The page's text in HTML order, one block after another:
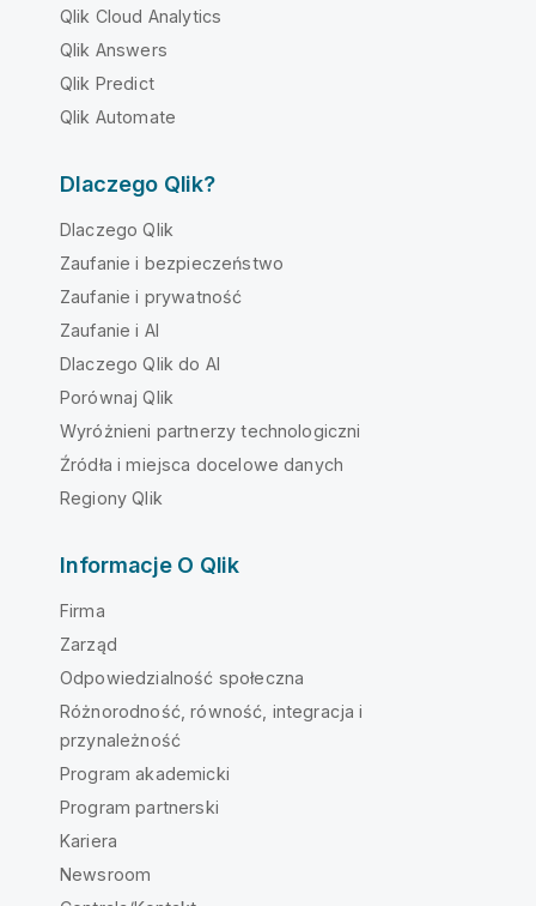
Qlik Cloud Analytics
Qlik Answers
Qlik Predict
Qlik Automate
Dlaczego Qlik?
Dlaczego Qlik
Zaufanie i bezpieczeństwo
Zaufanie i prywatność
Zaufanie i AI
Dlaczego Qlik do AI
Porównaj Qlik
Wyróżnieni partnerzy technologiczni
Źródła i miejsca docelowe danych
Regiony Qlik
Informacje O Qlik
Firma
Zarząd
Odpowiedzialność społeczna
Różnorodność, równość, integracja i
przynależność
Program akademicki
Program partnerski
Kariera
Newsroom